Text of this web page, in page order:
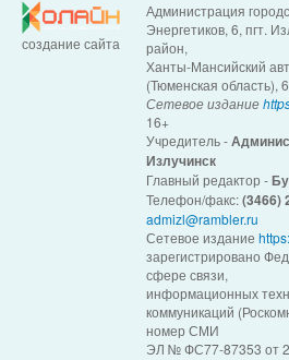
создание сайта
Администрация
Энергетиков, 6, пгт.
район,
Ханты-Мансийский
(Тюменская область),
Сетевое издание
16+
Учредитель -
Излучинск
Главный редактор -
Телефон/факс:(3466)
admizl@rambler.ru
Сетевое издание
зарегистрировано
сфере связи,
информационных
коммуникаций
номер СМИ
ЭЛ № ФС77-87353 от